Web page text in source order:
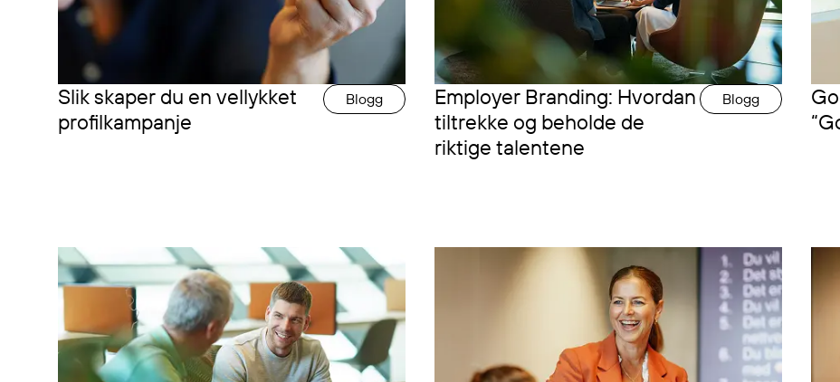
Slik skaper du en vellykket
profilkampanje
Blogg
Employer Branding: Hvordan
tiltrekke og beholde de
riktige talentene
Blogg